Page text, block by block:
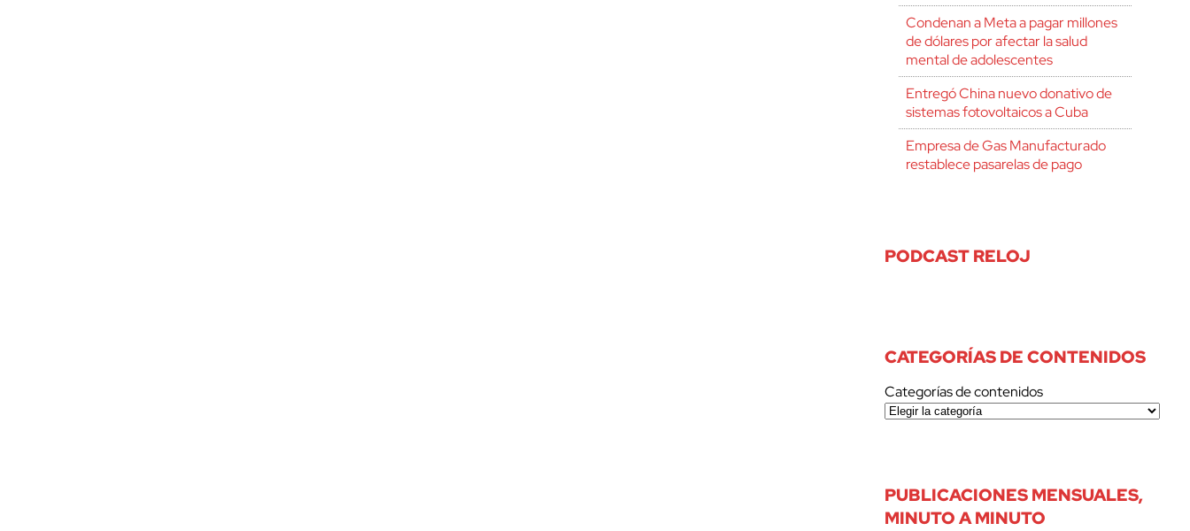
Condenan a Meta a pagar millones
de dólares por afectar la salud
mental de adolescentes
Entregó China nuevo donativo de
sistemas fotovoltaicos a Cuba
Empresa de Gas Manufacturado
restablece pasarelas de pago
PODCAST RELOJ
CATEGORÍAS DE CONTENIDOS
Categorías de contenidos
PUBLICACIONES MENSUALES,
MINUTO A MINUTO